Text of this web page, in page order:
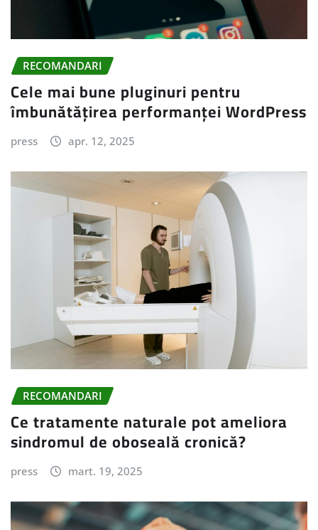
RECOMANDARI
Cele mai bune pluginuri pentru
îmbunătățirea performanței WordPress
press apr. 12, 2025
RECOMANDARI
Ce tratamente naturale pot ameliora
sindromul de oboseală cronică?
press mart. 19, 2025